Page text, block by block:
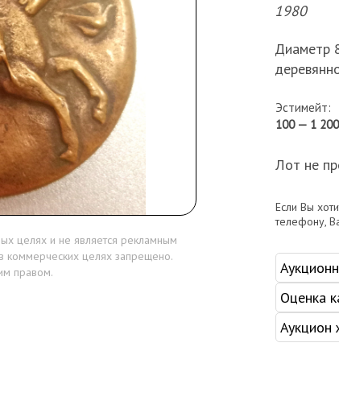
целях и не является рекламным
коммерческих целях запрещено.
правом.
1980
Диаметр
Эстимейт:
100 — 1 200
Лот не
Если Вы
телефону,
Оценка
Аукцион